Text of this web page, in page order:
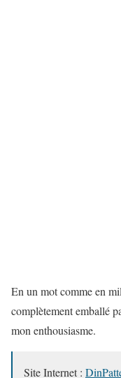
En un mot comme en
complètement emballé
mon enthousiasme.
Site Internet :